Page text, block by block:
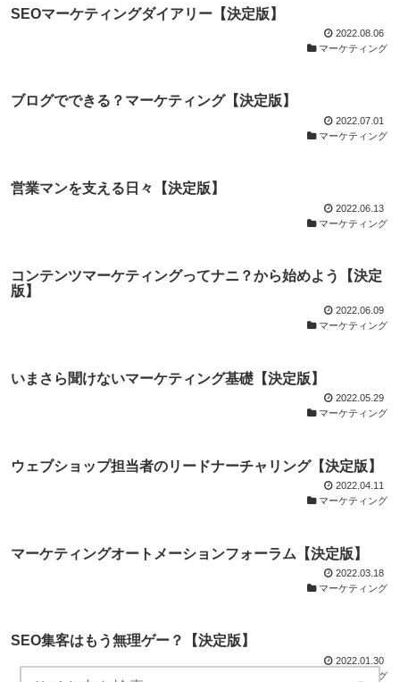
SEOマーケティングダイアリー【決定版】
2022.08.06
マーケティング
ブログでできる？マーケティング【決定版】
2022.07.01
マーケティング
営業マンを支える日々【決定版】
2022.06.13
マーケティング
コンテンツマーケティングってナニ？から始めよう【決定
版】
2022.06.09
マーケティング
いまさら聞けないマーケティング基礎【決定版】
2022.05.29
マーケティング
ウェブショップ担当者のリードナーチャリング【決定版】
2022.04.11
マーケティング
マーケティングオートメーションフォーラム【決定版】
2022.03.18
マーケティング
SEO集客はもう無理ゲー？【決定版】
2022.01.30
マーケティング